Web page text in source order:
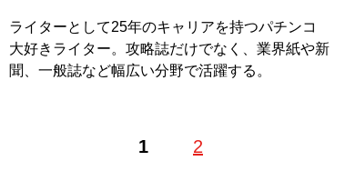
ライターとして25年のキャリアを持つパチンコ
大好きライター。攻略誌だけでなく、業界紙や新
聞、一般誌など幅広い分野で活躍する。
1 2